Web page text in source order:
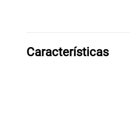
Características